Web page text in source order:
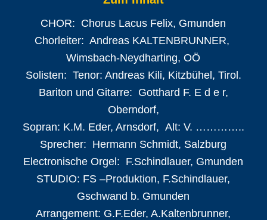
CHOR: Chorus Lacus Felix, Gmunden
Chorleiter: Andreas KALTENBRUNNER,
Wimsbach-Neydharting, OÖ
Solisten: Tenor: Andreas Kili, Kitzbühel, Tirol.
Bariton und Gitarre: Gotthard F. E d e r,
Oberndorf,
Sopran: K.M. Eder, Arnsdorf, Alt: V. …………..
Sprecher: Hermann Schmidt, Salzburg
Electronische Orgel: F.Schindlauer, Gmunden
STUDIO: FS –Produktion, F.Schindlauer,
Gschwand b. Gmunden
Arrangement: G.F.Eder, A.Kaltenbrunner,